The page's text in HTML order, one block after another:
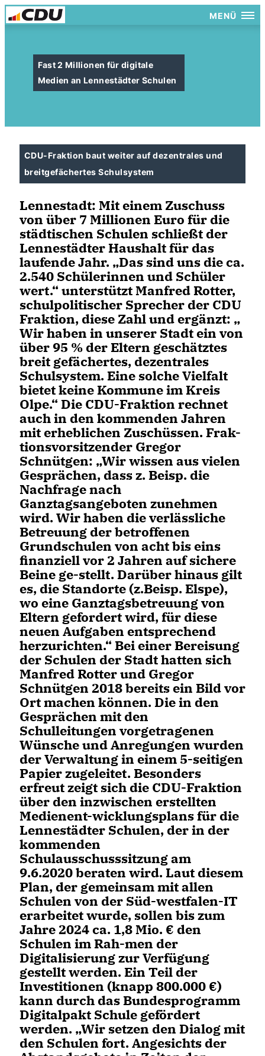
MENÜ
Fast 2 Millionen für digitale
Medien an Lennestädter Schulen
CDU-Fraktion baut weiter auf dezentrales und
breitgefächertes Schulsystem
Lennestadt: Mit einem Zuschuss
von über 7 Millionen Euro für die
städtischen Schulen schließt der
Lennestädter Haushalt für das
laufende Jahr. „Das sind uns die ca.
2.540 Schülerinnen und Schüler
wert.“ unterstützt Manfred Rotter,
schulpolitischer Sprecher der CDU
Fraktion, diese Zahl und ergänzt:
Wir haben in unserer Stadt ein von
über 95 % der Eltern geschätztes
breit gefächertes, dezentrales
Schulsystem. Eine solche Vielfalt
bietet keine Kommune im Kreis
Olpe.“ Die CDU-Fraktion rechnet
auch in den kommenden Jahren
mit erheblichen Zuschüssen. Frak-
tionsvorsitzender Gregor
Schnütgen: „Wir wissen aus vielen
Gesprächen, dass z. Beisp. die
Nachfrage nach
Ganztagsangeboten zunehmen
wird. Wir haben die verlässliche
Betreuung der betroffenen
Grundschulen von acht bis eins
finanziell vor 2 Jahren auf sichere
Beine ge-stellt. Darüber hinaus gilt
es, die Standorte (z.Beisp. Elspe),
wo eine Ganztagsbetreuung von
Eltern gefordert wird, für diese
neuen Aufgaben entsprechend
herzurichten.“ Bei einer Bereisung
der Schulen der Stadt hatten sich
Manfred Rotter und Gregor
Schnütgen 2018 bereits ein Bild vor
Ort machen können. Die in den
Gesprächen mit den
Schulleitungen vorgetragenen
Wünsche und Anregungen wurden
der Verwaltung in einem 5-seitigen
Papier zugeleitet. Besonders
erfreut zeigt sich die CDU-Fraktion
über den inzwischen erstellten
Medienent-wicklungsplans für die
Lennestädter Schulen, der in der
kommenden
Schulausschusssitzung am
9.6.2020 beraten wird. Laut diesem
Plan, der gemeinsam mit allen
Schulen von der Süd-westfalen-IT
erarbeitet wurde, sollen bis zum
Jahre 2024 ca. 1,8 Mio. € den
Schulen im Rah-men der
Digitalisierung zur Verfügung
gestellt werden. Ein Teil der
Investitionen (knapp 800.000 €)
kann durch das Bundesprogramm
Digitalpakt Schule gefördert
werden. „Wir setzen den Dialog mit
den Schulen fort. Angesichts der